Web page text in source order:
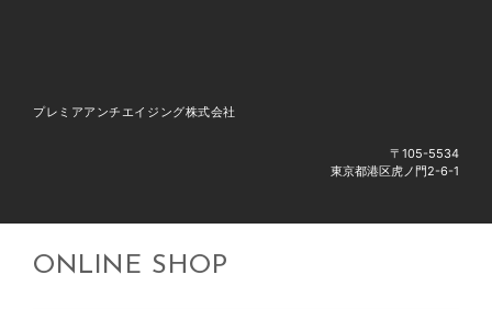
プレミアアンチエイジング株式会社
〒105-5534
東京都港区虎ノ門2-6-1
ONLINE SHOP